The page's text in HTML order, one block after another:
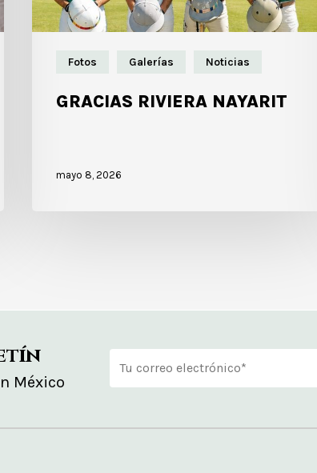
Fotos Galerías Noticias
GRACIAS RIVIERA NAYARIT
mayo 8, 2026
México